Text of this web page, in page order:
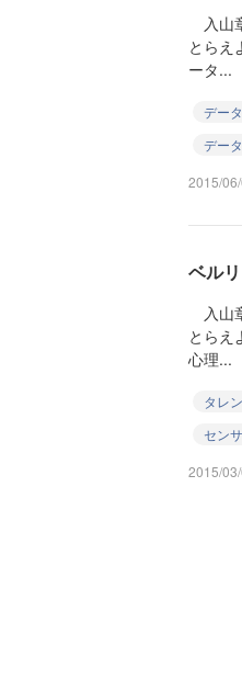
入山
とらえ
ータ...
デー
デー
2015/
ベル
入山
とらえ
心理...
タレ
セン
2015/